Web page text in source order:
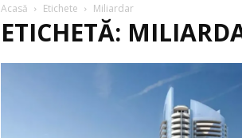
Acasă Etichete Miliardar
ETICHETĂ: